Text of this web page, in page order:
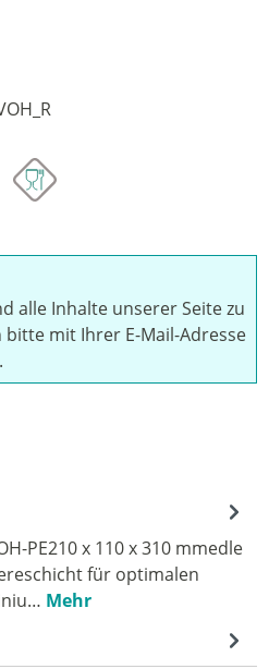
alle Inhalte unserer Seite zu
bitte mit Ihrer E-Mail-Adresse
PE210 x 110 x 310 mmedle
für optimalen
Mehr